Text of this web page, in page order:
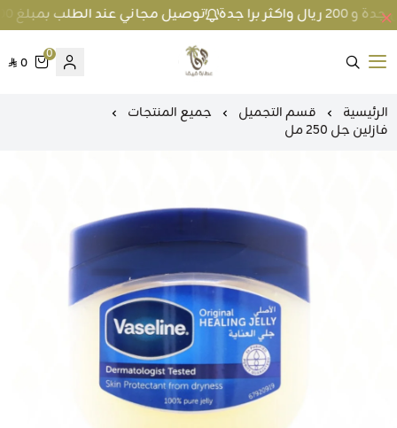
توصيل مجاني عند الطلب بمبلغ 100 ريال واكثر داخل جدة و 200 ريال واكثر برا جدة
متجر عطارة فيفا
0
0
الرئيسية قسم التجميل
جميع المنتجات
فازلين جل 250 مل